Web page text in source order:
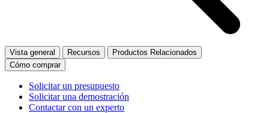
Vista general Recursos
Productos Relacionados
Cómo comprar
Solicitar un presupuesto
Solicitar una demostración
Contactar con un experto